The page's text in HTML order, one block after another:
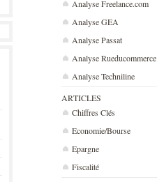
Analyse Freelance.com
Analyse GEA
Analyse Passat
Analyse Rueducommerce
Analyse Techniline
ARTICLES
Chiffres Clés
Economie/Bourse
Epargne
Fiscalité